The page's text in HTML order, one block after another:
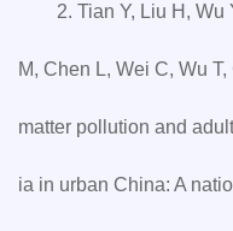
2. Tian Y, Liu H, Wu
M, Chen L, Wei C, Wu
matter pollution and
ia in urban China: A